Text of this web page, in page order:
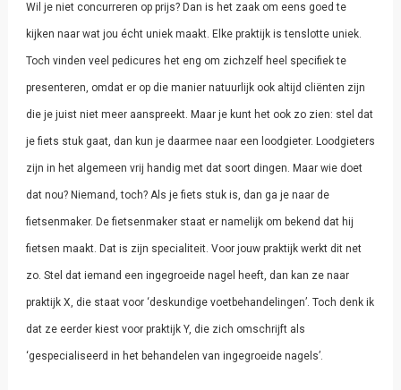
Wil je niet concurreren op prijs? Dan is het zaak om eens goed te
kijken naar wat jou écht uniek maakt. Elke praktijk is tenslotte uniek.
Toch vinden veel pedicures het eng om zichzelf heel specifiek te
presenteren, omdat er op die manier natuurlijk ook altijd cliënten zijn
die je juist niet meer aanspreekt. Maar je kunt het ook zo zien: stel dat
je fiets stuk gaat, dan kun je daarmee naar een loodgieter. Loodgieters
zijn in het algemeen vrij handig met dat soort dingen. Maar wie doet
dat nou? Niemand, toch? Als je fiets stuk is, dan ga je naar de
fietsenmaker. De fietsenmaker staat er namelijk om bekend dat hij
fietsen maakt. Dat is zijn specialiteit. Voor jouw praktijk werkt dit net
zo. Stel dat iemand een ingegroeide nagel heeft, dan kan ze naar
praktijk X, die staat voor ‘deskundige voetbehandelingen’. Toch denk ik
dat ze eerder kiest voor praktijk Y, die zich omschrijft als
‘gespecialiseerd in het behandelen van ingegroeide nagels’.